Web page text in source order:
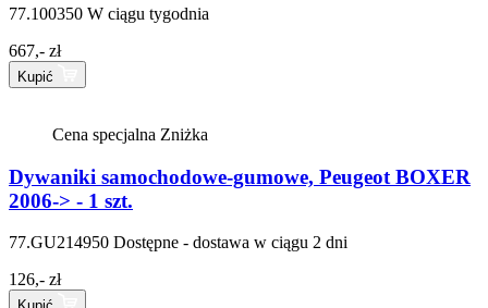
77.100350 W ciągu tygodnia
667,- zł
Kupić
Cena specjalna Zniżka
Dywaniki samochodowe-gumowe, Peugeot BOXER
2006-> - 1 szt.
77.GU214950 Dostępne - dostawa w ciągu 2 dni
126,- zł